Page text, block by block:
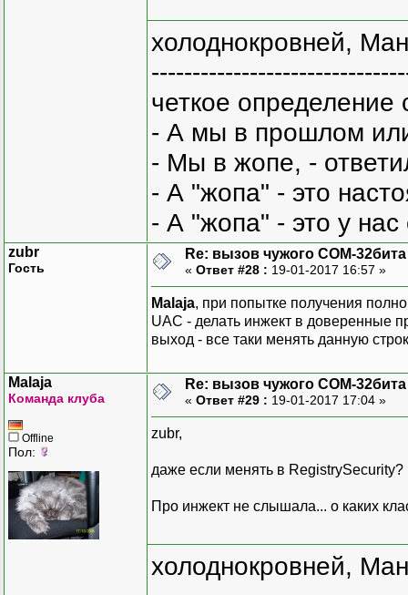
холоднокровней,
четкое
- А мы в прошлом
- Мы в жопе, -
- А "жопа" - это
- А "жопа" - это у
zubr
Гость
Re: вызов чужого COM-
« Ответ #28 : 19-01-2017 16:57 »
Malaja, при попытке получения
UAC - делать инжект в доверенные
выход - все таки менять данную
Malaja
Команда клуба
Offline
Пол:
Re: вызов чужого COM-
« Ответ #29 : 19-01-2017 17:04 »
zubr,
даже если менять в RegistrySecurity?
Про инжект не слышала... о каких
холоднокровней,